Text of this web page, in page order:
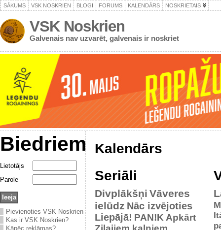
SĀKUMS VSK NOSKRIEN BLOGI FORUMS KALENDĀRS NOSKRIETAIS
VSK Noskrien
Galvenais nav uzvarēt, galvenais ir noskriet
Biedriem
Lietotājs
Parole
Pievienoties VSK Noskrien
Kas ir VSK Noskrien?
Kāpēc reklāmas?
Kalendārs
Seriāli
Divplākšņi Vāveres
ielūdz Nāc izvējoties
Liepājā! PAN!K Apkārt